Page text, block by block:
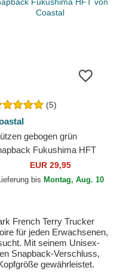
(5)
gebogen grün
Fukushima HFT
CoastalEUR 29,95
bis Montag, Aug. 10
French Terry Trucker
für jeden Erwachsenen,
Mit seinem Unisex-
Snapback-Verschluss,
gewährleistet.